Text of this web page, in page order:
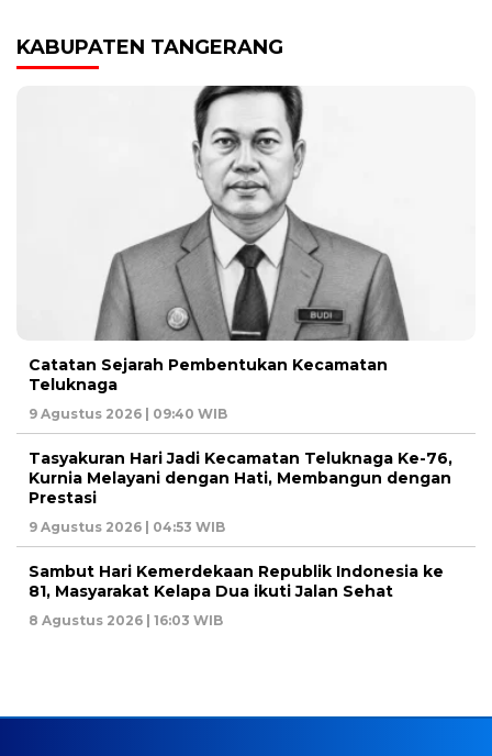
KABUPATEN TANGERANG
Catatan Sejarah Pembentukan Kecamatan
Teluknaga
9 Agustus 2026 | 09:40 WIB
Tasyakuran Hari Jadi Kecamatan Teluknaga Ke-76,
Kurnia Melayani dengan Hati, Membangun dengan
Prestasi
9 Agustus 2026 | 04:53 WIB
Sambut Hari Kemerdekaan Republik Indonesia ke
81, Masyarakat Kelapa Dua ikuti Jalan Sehat
8 Agustus 2026 | 16:03 WIB